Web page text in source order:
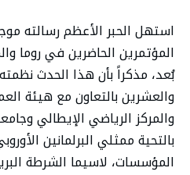
استهل الحبر الأعظم رسالته
المؤتمرين الحاضرين في روما
بُعد، مذكراً بأن هذا الحدث نظمته
والعشرين بالتعاون مع هيئة
والمركز الرياضي الإيطالي
بالتحية ممثلي البرلمانين
المؤسسات، لاسيما الشرطة